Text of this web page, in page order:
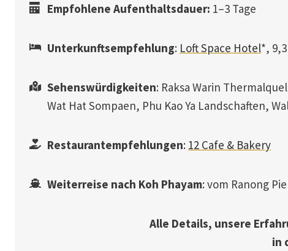
Empfohlene Aufenthaltsdauer: 1–3 Tage
Unterkunftsempfehlung: Loft Space Hotel*,
Sehenswürdigkeiten: Raksa Warin
Wat Hat Sompaen, Phu Kao Ya Landschaften,
Restaurantempfehlungen: 12 Cafe & Bakery
Weiterreise nach Koh Phayam: vom Ranong
Alle Details, unsere
in